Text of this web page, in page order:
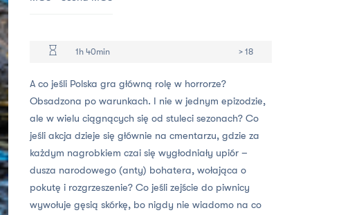
1h 40min > 18
A co jeśli Polska gra główną rolę w horrorze?
Obsadzona po warunkach. I nie w jednym epizodzie,
ale w wielu ciągnących się od stuleci sezonach? Co
jeśli akcja dzieje się głównie na cmentarzu, gdzie za
każdym nagrobkiem czai się wygłodniały upiór –
dusza narodowego (anty) bohatera, wołająca o
pokutę i rozgrzeszenie? Co jeśli zejście do piwnicy
wywołuje gęsią skórkę, bo nigdy nie wiadomo na co